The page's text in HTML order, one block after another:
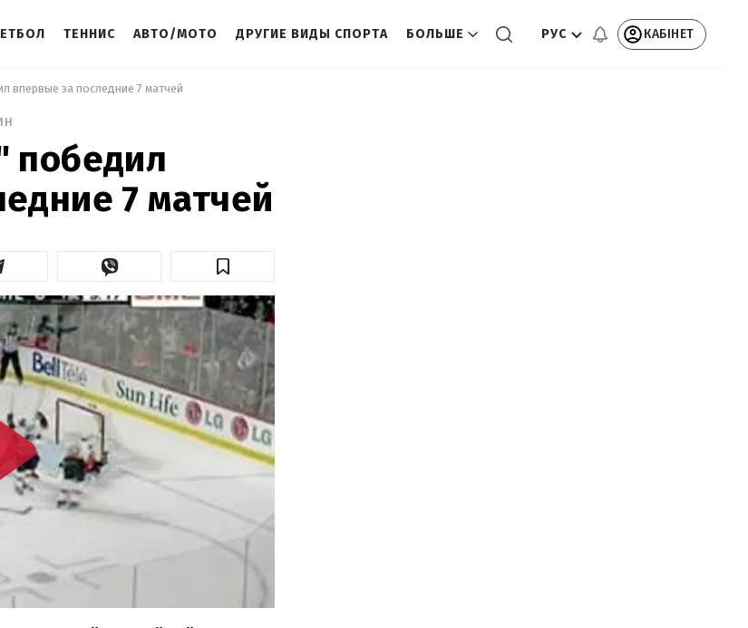
ТЕННИС АВТО/МОТО ДРУГИЕ ВИДЫ СПОРТА БОЛЬШЕ РУС КАБІНЕТ
впервые за последние 7 матчей
победил
7 матчей